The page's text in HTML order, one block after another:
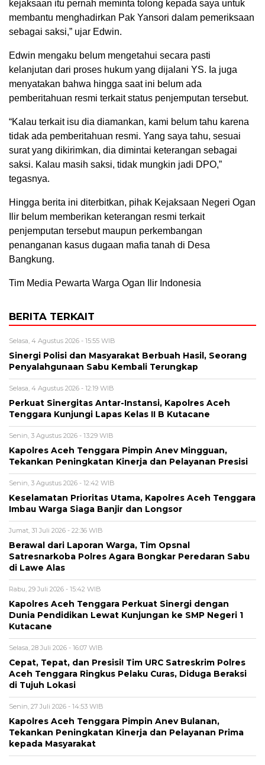
kejaksaan itu pernah meminta tolong kepada saya untuk
membantu menghadirkan Pak Yansori dalam pemeriksaan
sebagai saksi,” ujar Edwin.
Edwin mengaku belum mengetahui secara pasti
kelanjutan dari proses hukum yang dijalani YS. Ia juga
menyatakan bahwa hingga saat ini belum ada
pemberitahuan resmi terkait status penjemputan tersebut.
“Kalau terkait isu dia diamankan, kami belum tahu karena
tidak ada pemberitahuan resmi. Yang saya tahu, sesuai
surat yang dikirimkan, dia dimintai keterangan sebagai
saksi. Kalau masih saksi, tidak mungkin jadi DPO,”
tegasnya.
Hingga berita ini diterbitkan, pihak Kejaksaan Negeri Ogan
Ilir belum memberikan keterangan resmi terkait
penjemputan tersebut maupun perkembangan
penanganan kasus dugaan mafia tanah di Desa
Bangkung.
Tim Media Pewarta Warga Ogan Ilir Indonesia
BERITA TERKAIT
Selasa, 4 Agustus 2026 - 15:55 WIB
Sinergi Polisi dan Masyarakat Berbuah Hasil, Seorang
Penyalahgunaan Sabu Kembali Terungkap
Selasa, 4 Agustus 2026 - 12:19 WIB
Perkuat Sinergitas Antar-Instansi, Kapolres Aceh
Tenggara Kunjungi Lapas Kelas II B Kutacane
Senin, 3 Agustus 2026 - 13:29 WIB
Kapolres Aceh Tenggara Pimpin Anev Mingguan,
Tekankan Peningkatan Kinerja dan Pelayanan Presisi
Senin, 3 Agustus 2026 - 12:42 WIB
Keselamatan Prioritas Utama, Kapolres Aceh Tenggara
Imbau Warga Siaga Banjir dan Longsor
Jumat, 31 Juli 2026 - 22:36 WIB
Berawal dari Laporan Warga, Tim Opsnal
Satresnarkoba Polres Agara Bongkar Peredaran Sabu
di Lawe Alas
Rabu, 29 Juli 2026 - 15:42 WIB
Kapolres Aceh Tenggara Perkuat Sinergi dengan
Dunia Pendidikan Lewat Kunjungan ke SMP Negeri 1
Kutacane
Selasa, 28 Juli 2026 - 16:07 WIB
Cepat, Tepat, dan Presisi! Tim URC Satreskrim Polres
Aceh Tenggara Ringkus Pelaku Curas, Diduga Beraksi
di Tujuh Lokasi
Senin, 27 Juli 2026 - 14:53 WIB
Kapolres Aceh Tenggara Pimpin Anev Bulanan,
Tekankan Peningkatan Kinerja dan Pelayanan Prima
kepada Masyarakat